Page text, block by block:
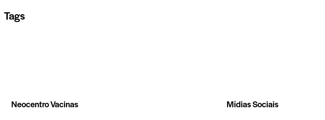
Tags
Neocentro Vacinas Mídias Sociais